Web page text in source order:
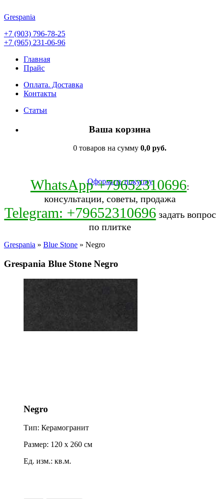
Grespania
+7 (903) 796-78-25
+7 (965) 231-06-96
Главная
Прайс
Оплата. Доставка
Контакты
Статьи
Ваша корзина
0 товаров на сумму 0,0 руб.
Оформить покупку
WhatsApp +79652310696:
консультации, советы, продажа
Telegram: +79652310696 задать вопрос
по плитке
Grespania » Blue Stone » Negro
Grespania Blue Stone Negro
Negro
Тип: Керамогранит
Размер: 120 x 260 см
Ед. изм.: кв.м.